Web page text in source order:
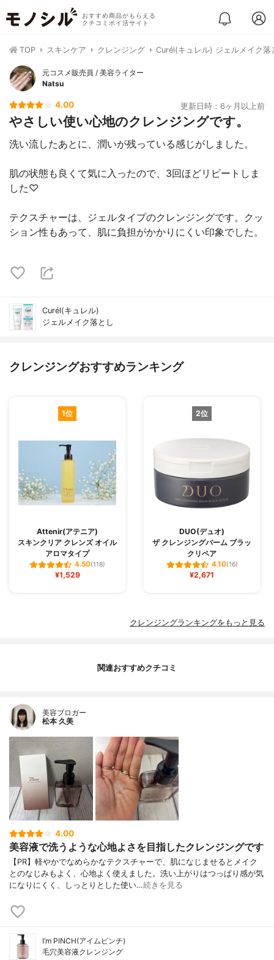
おすすめ商品がもらえる
クチコミポイ活サイト
TOP スキンケア クレンジング Curél(キュレル) ジェルメイク落
元コスメ販売員 / 美容ライター
Natsu
4.00 更新日時：6ヶ月以上前
やさしい使い心地のクレンジングです。
洗い流したあとに、潤いが残っている感じがしました。
肌の状態も良くて気に入ったので、3回ほどリピートしま
した♡
テクスチャーは、ジェルタイプのクレンジングです。クッ
ション性もあって、肌に負担がかかりにくい印象でした。
Curél(キュレル)
ジェルメイク落とし
クレンジングおすすめランキング
1位
Attenir(アテニア)
スキンクリア クレンズ オイル
アロマタイプ
4.50(118)
¥1,529
2位
DUO(デュオ)
ザ クレンジングバーム ブラッ
クリペア
4.10(16)
¥2,671
クレンジングランキングをもっと見る
関連おすすめクチコミ
美容ブロガー
松本 久美
4.00
美容液で洗うような心地よさを目指したクレンジングです
【PR】軽やかでなめらかなテクスチャーで、肌になじませるとメイク
とのなじみもよく、心地よく使えました。洗い上がりはつっぱり感が気
になりにくく、しっとりとした使い…続きを見る
I’m PINCH(アイムピンチ)
毛穴美容液クレンジング